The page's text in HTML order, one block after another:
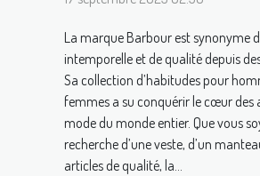
La marque Barbour est synonyme
intemporelle et de qualité depuis
Sa collection d’habitudes pour
femmes a su conquérir le cœur des
mode du monde entier. Que vous
recherche d’une veste, d’un
articles de qualité, la...